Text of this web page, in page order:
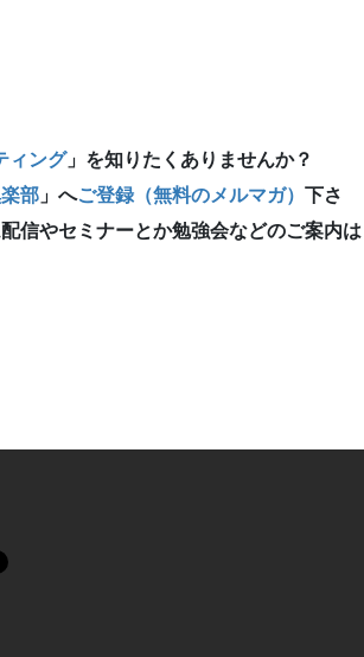
ィング」 を知りたくありませんか？
部 」へご登録（無料のメルマガ） 下さ
信やセミナーとか勉強会などのご案内は